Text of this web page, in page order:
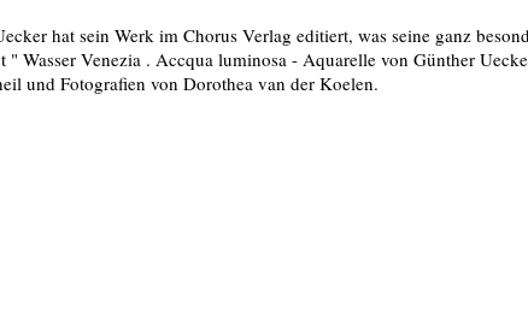
hat sein Werk im Chorus Verlag editiert, was seine ganz
" Wasser Venezia . Accqua luminosa - Aquarelle von Günther
und Fotografien von Dorothea van der Koelen.